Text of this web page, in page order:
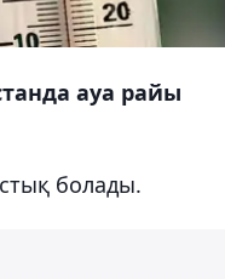
ауа райы
болады.